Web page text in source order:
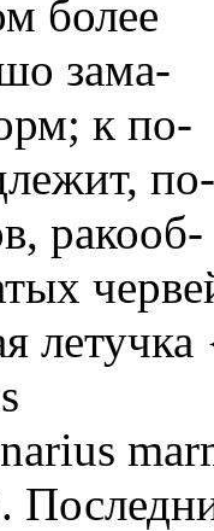
более
зама-
к по-
по-
ракооб-